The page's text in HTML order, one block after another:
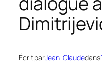
Écrit parJean-Claudedans